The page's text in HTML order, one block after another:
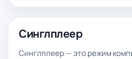
Синглплеер
Синглплеер — это режим